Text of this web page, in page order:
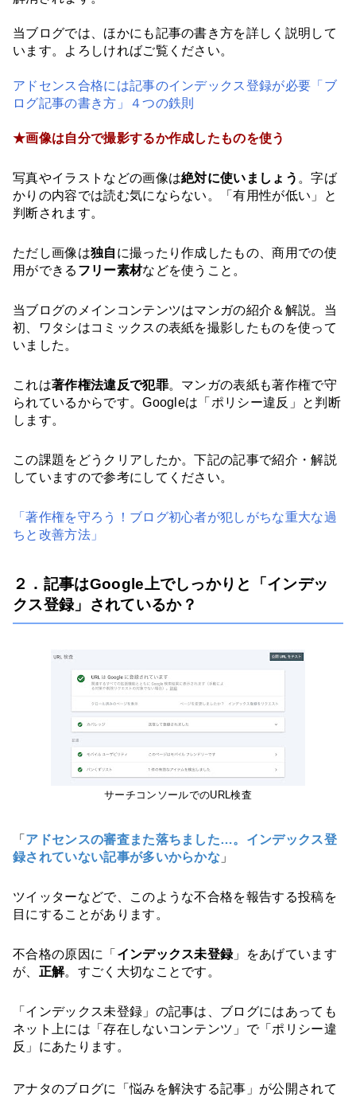
当ブログでは、ほかにも記事の書き方を詳しく説明して
います。よろしければご覧ください。
アドセンス合格には記事のインデックス登録が必要「ブ
ログ記事の書き方」４つの鉄則
★画像は自分で撮影するか作成したものを使う
写真やイラストなどの画像は絶対に使いましょう 。字ば
かりの内容では読む気にならない。「有用性が低い」と
判断されます。
ただし画像は独自 に撮ったり作成したもの、商用での使
用ができる フリー素材などを使うこと。
当ブログのメインコンテンツはマンガの紹介＆解説。当
初、ワタシはコミックスの表紙を撮影したものを使って
いました。
これは著作権法違反で犯罪。マンガの表紙も著作権で守
られているからです。Googleは「ポリシー違反」と判断
します。
この課題をどうクリアしたか。下記の記事で紹介・解説
していますので参考にしてください。
「著作権を守ろう！ブログ初心者が犯しがちな重大な過
ちと改善方法」
２．記事はGoogle上でしっかりと「インデッ
クス登録」されているか？
サーチコンソールでのURL検査
「 アドセンスの審査また落ちました…。インデックス登
録されていない記事が多いからかな 」
ツイッターなどで、このような不合格を報告する投稿を
目にすることがあります。
不合格の原因に「 インデックス未登録」をあげています
が、 正解。すごく大切なことです。
「インデックス未登録」の記事は、ブログにはあっても
ネット上には「存在しないコンテンツ」で「ポリシー違
反」にあたります。
アナタのブログに「悩みを解決する記事」が公開されて